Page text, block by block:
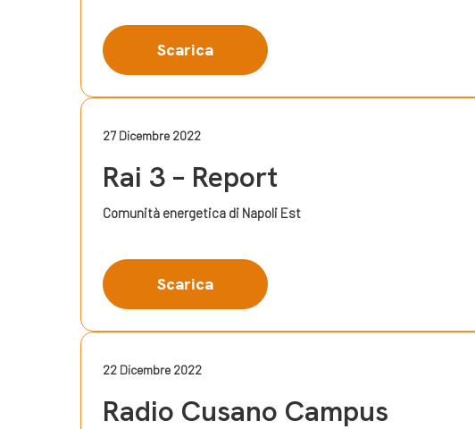
Scarica
27 Dicembre 2022
Rai 3 – Report
Comunità energetica di Napoli Est
Scarica
22 Dicembre 2022
Radio Cusano Campus